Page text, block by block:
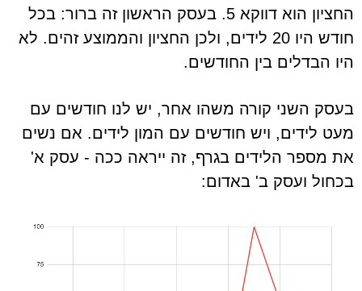
החציון הוא דווקא 5. בעסק הראשון זה ברור: בכל
חודש היו 20 לידים, ולכן החציון והממוצע זהים. לא
היו הבדלים בין החודשים.
בעסק השני קורה משהו אחר, יש לנו חודשים עם
מעט לידים, ויש חודשים עם המון לידים. אם נשים
את מספר הלידים בגרף, זה ייראה ככה - עסק א'
בכחול ועסק ב' באדום: